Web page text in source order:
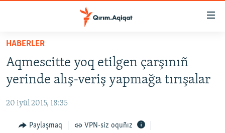
Esas
qaytmaq
Baş
navigatsiyağa
qaytmaq
qaytmaq
SİYASET
CEMİYET
MEDENİYET
HABERLER
Aqmescitte yoq etilgen çarşınıñ
yerinde alış-veriş yapmağa tırışalar
20 iyül 2015, 18:35
Paylaşmaq VPN-siz oquñız